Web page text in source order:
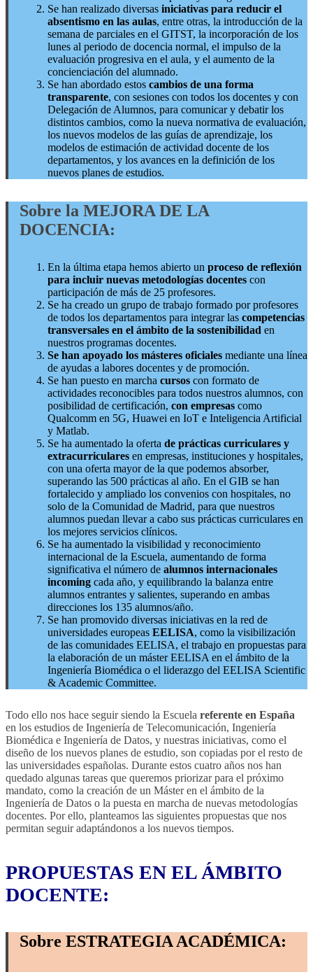
Se han realizado diversas iniciativas para reducir el
absentismo en las aulas, entre otras, la introducción de la
semana de parciales en el GITST, la incorporación de los
lunes al periodo de docencia normal, el impulso de la
evaluación progresiva en el aula, y el aumento de la
concienciación del alumnado.
Se han abordado estos cambios de una forma
transparente, con sesiones con todos los docentes y con
Delegación de Alumnos, para comunicar y debatir los
distintos cambios, como la nueva normativa de evaluación,
los nuevos modelos de las guías de aprendizaje, los
modelos de estimación de actividad docente de los
departamentos, y los avances en la definición de los
nuevos planes de estudios.
Sobre la MEJORA DE LA
DOCENCIA:
En la última etapa hemos abierto un proceso de reflexión
para incluir nuevas metodologías docentes con
participación de más de 25 profesores.
Se ha creado un grupo de trabajo formado por profesores
de todos los departamentos para integrar las competencias
transversales en el ámbito de la sostenibilidad en
nuestros programas docentes.
Se han apoyado los másteres oficiales mediante una línea
de ayudas a labores docentes y de promoción.
Se han puesto en marcha cursos con formato de
actividades reconocibles para todos nuestros alumnos, con
posibilidad de certificación, con empresas como
Qualcomm en 5G, Huawei en IoT e Inteligencia Artificial
y Matlab.
Se ha aumentado la oferta de prácticas curriculares y
extracurriculares en empresas, instituciones y hospitales,
con una oferta mayor de la que podemos absorber,
superando las 500 prácticas al año. En el GIB se han
fortalecido y ampliado los convenios con hospitales, no
solo de la Comunidad de Madrid, para que nuestros
alumnos puedan llevar a cabo sus prácticas curriculares en
los mejores servicios clínicos.
Se ha aumentado la visibilidad y reconocimiento
internacional de la Escuela, aumentando de forma
significativa el número de alumnos internacionales
incoming cada año, y equilibrando la balanza entre
alumnos entrantes y salientes, superando en ambas
direcciones los 135 alumnos/año.
Se han promovido diversas iniciativas en la red de
universidades europeas EELISA, como la visibilización
de las comunidades EELISA, el trabajo en propuestas para
la elaboración de un máster EELISA en el ámbito de la
Ingeniería Biomédica o el liderazgo del EELISA Scientific
& Academic Committee.
Todo ello nos hace seguir siendo la Escuela referente en España
en los estudios de Ingeniería de Telecomunicación, Ingeniería
Biomédica e Ingeniería de Datos, y nuestras iniciativas, como el
diseño de los nuevos planes de estudio, son copiadas por el resto de
las universidades españolas. Durante estos cuatro años nos han
quedado algunas tareas que queremos priorizar para el próximo
mandato, como la creación de un Máster en el ámbito de la
Ingeniería de Datos o la puesta en marcha de nuevas metodologías
docentes. Por ello, planteamos las siguientes propuestas que nos
permitan seguir adaptándonos a los nuevos tiempos.
PROPUESTAS EN EL ÁMBITO
DOCENTE:
Sobre ESTRATEGIA ACADÉMICA: